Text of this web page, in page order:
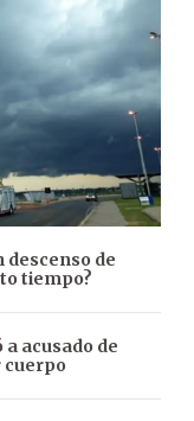
descenso de
tiempo?
acusado de
cuerpo